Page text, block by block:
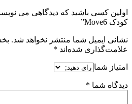
اولین کسی باشید که دیدگاهی می
کودک Move6”
نشانی ایمیل شما منتشر نخواهد شد.
علامت‌گذاری شده‌اند *
امتیاز شما
دیدگاه شما *